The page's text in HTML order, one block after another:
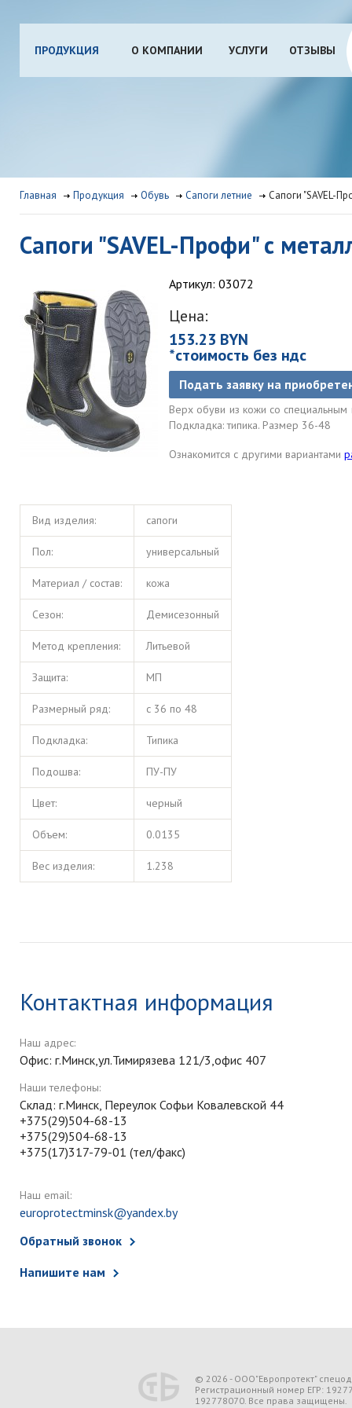
ПРОДУКЦИЯ О КОМПАНИИ УСЛУГИ ОТЗЫВЫ
Главная Продукция Обувь Сапоги летние Сапоги "SAVEL-
Сапоги "SAVEL-Профи" с
Артикул: 03072
Цена:
153.23 BYN
*стоимость без ндс
Подать заявку на
Верх обуви из кожи со
Подкладка: типика. Размер 36-48
Ознакомится с другими вариантами
Вид изделия: сапоги
Пол: универсальный
Материал / состав: кожа
Сезон: Демисезонный
Метод крепления: Литьевой
Защита: МП
Размерный ряд: с 36 по 48
Подкладка: Типика
Подошва: ПУ-ПУ
Цвет: черный
Объем: 0.0135
Вес изделия: 1.238
Контактная информация
Наш адрес:
Офис: г.Минск,ул.Тимирязева 121/3,офис 407
Наши телефоны:
Склад: г.Минск, Переулок Софьи Ковалевской 44
+375(29)504-68-13
+375(29)504-68-13
+375(17)317-79-01 (тел/факс)
Наш email:
europrotectminsk@yandex.by
Обратный звонок
Напишите нам
© 2026 - ООО"Европротект"
Регистрационный номер ЕГР:
192778070. Все права защищены.